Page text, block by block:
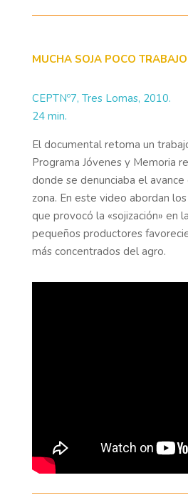
MUCHA SOJA POCO TRABAJO
CEPTNº7, Tres Lomas, 2010.
24 min.
El documental retoma un
Programa Jóvenes y Memoria
donde se denunciaba el avance
zona. En este video abordan
que provocó la «sojización» en
pequeños productores
más concentrados del agro.